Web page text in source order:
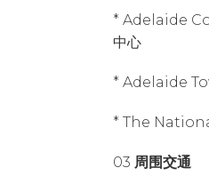
* Adelaide
中心
* Adelaide
* The
03 周围交通